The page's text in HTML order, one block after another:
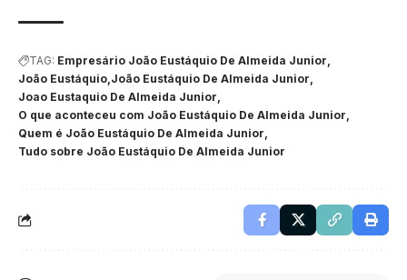
TAG: Empresário João Eustáquio De Almeida Junior
João Eustáquio João Eustáquio De Almeida Junior
Joao Eustaquio De Almeida Junior
O que aconteceu com João Eustáquio De Almeida Junior
Quem é João Eustáquio De Almeida Junior
Tudo sobre João Eustáquio De Almeida Junior